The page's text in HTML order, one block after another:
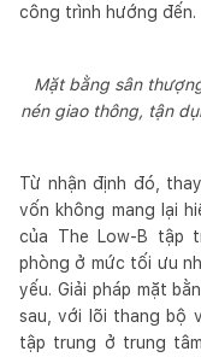
công trình hướng đến.
Mặt bằng sân
nén giao thông, tận
Từ nhận định đó,
vốn không mang lại
của The Low-B tập
phòng ở mức tối ưu
yếu. Giải pháp mặt
sau, với lõi thang bộ
tập trung ở trung